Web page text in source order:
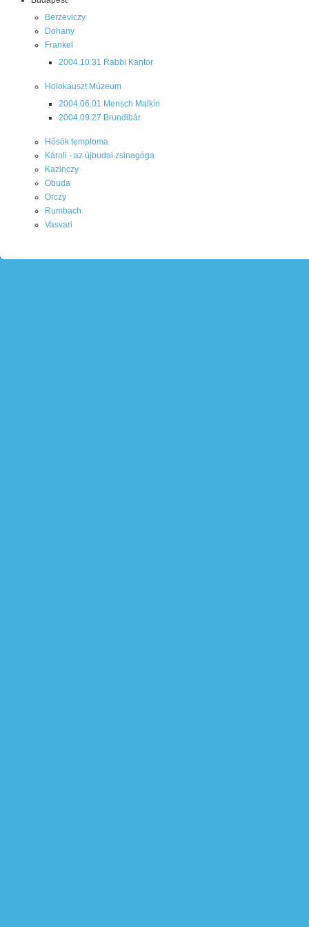
Berzeviczy
Dohany
Frankel
2004.10.31 Rabbi Kantor
Holokauszt Múzeum
2004.06.01 Mensch Malkin
2004.09.27 Brundibár
Hősök temploma
Károli - az újbudai zsinagóga
Kazinczy
Obuda
Orczy
Rumbach
Vasvari